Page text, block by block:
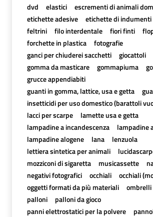
dvd
elastici
escrementi di animali
etichette adesive
etichette di indumenti
feltrini
filo interdentale fiori finti
forchette in plastica
fotografie
ganci per chiuderei sacchetti
giocattoli
gomma da masticare
gommapiuma
grucce appendiabiti
guanti in gomma, lattice, usa e getta
insetticidi per uso domestico (barattoli
lacci per scarpe
lamette usa e getta
lampadine a incandescenza
lampadine
lampadine alogene
lana
lenzuola
lettiera sintetica per animali
mozziconi di sigaretta
musicassette
negativi fotografici
occhiali
occhiali
oggetti formati da più materiali
ombrelli
palloni
palloni da gioco
panni elettrostatici per la polvere